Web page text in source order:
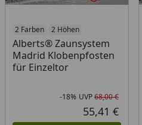
2 Farben 2 Höhen
Alberts® Zaunsystem
Madrid Klobenpfosten
für Einzeltor
-18% UVP68,00 €
55,41 €